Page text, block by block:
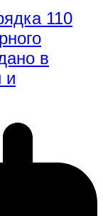
110
в
и